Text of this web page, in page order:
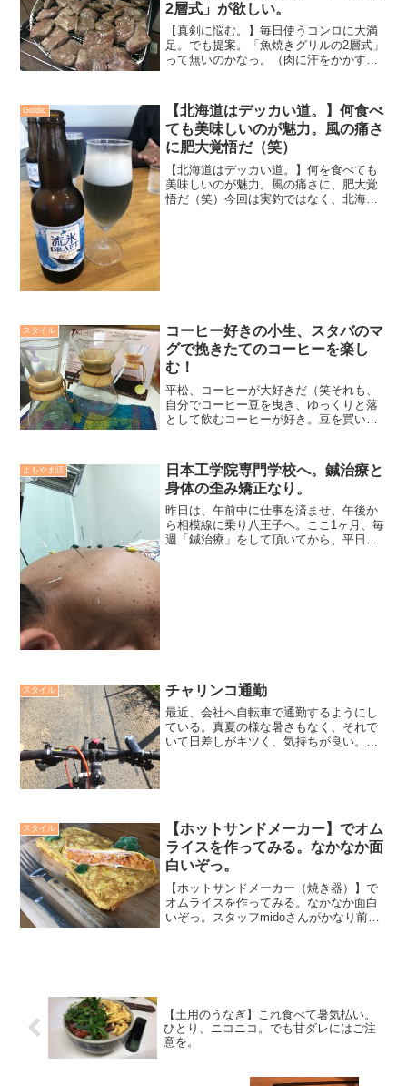
2層式」が欲しい。
【真剣に悩む。】毎日使うコンロに大満
足。でも提案。「魚焼きグリルの2層式」
って無いのかなっ。（肉に汗をかかす。
口（五徳）があり、強火、油物、弱火、
と分かれている。それ...
Goldic
【北海道はデッカい道。】何食べ
ても美味しいのが魅力。風の痛さ
に肥大覚悟だ（笑）
【北海道はデッカい道。】何を食べても
美味しいのが魅力。風の痛さに、肥大覚
悟だ（笑）今回は実釣ではなく、北海道
スタイル
コーヒー好きの小生、スタバのマ
グで挽きたてのコーヒーを楽し
む！
平松、コーヒーが大好きだ（笑それも、
自分でコーヒー豆を曳き、ゆっくりと落
として飲むコーヒーが好き。豆を買いに
産国を地図で調べ、「何が釣れるんだろ
う？」とか「ここ行ったこ...
よもやま話
日本工学院専門学校へ。鍼治療と
身体の歪み矯正なり。
昨日は、午前中に仕事を済ませ、午後か
ら相模線に乗り八王子へ。ここ1ヶ月、毎
週「鍼治療」をして頂いてから、平日の
スタイル チャリンコ通勤
最近、会社へ自転車で通勤するようにし
ている。真夏の様な暑さもなく、それで
いて日差しがキツく、気持ちが良い。こ
スタイル
【ホットサンドメーカー】でオム
ライスを作ってみる。なかなか面
白いぞっ。
【ホットサンドメーカー（焼き器）】で
オムライスを作ってみる。なかなか面白
いぞっ。スタッフmidoさんがかなり前に
【土用のうなぎ】これ食べて暑気払い。
ひとり、ニコニコ。でも甘ダレにはご注
意を。